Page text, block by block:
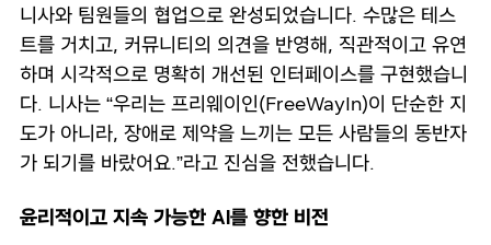
니사와 팀원들의 협업으로 완성되었습니다. 수많은 테스
트를 거치고, 커뮤니티의 의견을 반영해, 직관적이고 유연
하며 시각적으로 명확히 개선된 인터페이스를 구현했습니
다. 니사는 “우리는 프리웨이인(FreeWayIn)이 단순한 지
도가 아니라, 장애로 제약을 느끼는 모든 사람들의 동반자
가 되기를 바랐어요.”라고 진심을 전했습니다.
윤리적이고 지속 가능한 AI를 향한 비전